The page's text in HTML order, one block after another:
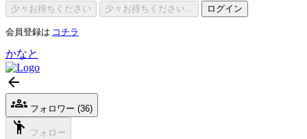
少々お待ちください 少々お待ちください... ログイン
会員登録は コチラ
かなと
フォロワー (36)
フォロー